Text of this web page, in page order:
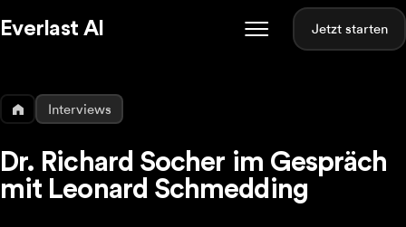
Everlast AI Jetzt starten
Interviews
Dr. Richard Socher im Gespräch
mit Leonard Schmedding